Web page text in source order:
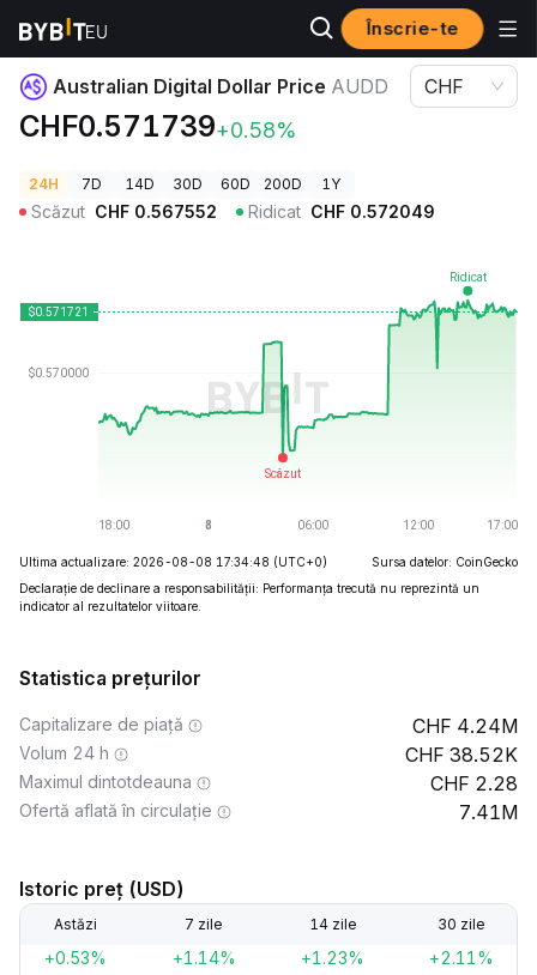
Înscrie-te
Prețuri Crypto Australian Digital Dollar Price AUDD
Australian Digital Dollar Price AUDD
CHF0.571739+0.58%
CHF
24H 7D 14D 30D 60D 200D 1Y
Scăzut CHF 0.567552 Ridicat CHF 0.572049
Ultima actualizare: 2026-08-08 17:34:48 (UTC+0)
Sursa datelor: CoinGecko
Declarație de declinare a responsabilității: Performanța trecută nu reprezintă un
indicator al rezultatelor viitoare.
Statistica prețurilor
Capitalizare de piață 4.24M
Volum 24 h 38.52K
Maximul dintotdeauna 2.28
Ofertă aflată în circulație 7.41M
Istoric preț (USD)
Astăzi 7 zile 14 zile 30 zile
+0.53% +1.14% +1.23% +2.11%